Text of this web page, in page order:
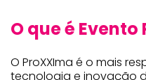
O que é Evento
O ProXXIma é o mais
tecnologia e inovação